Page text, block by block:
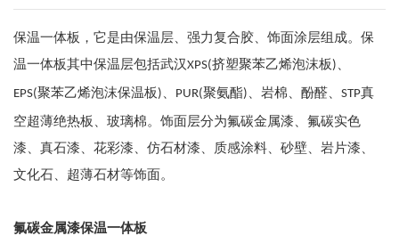
保温一体板，它是由保温层、强力复合胶、饰面涂层组成。保
温一体板其中保温层包括武汉XPS(挤塑聚苯乙烯泡沫板 )
EPS(聚苯乙烯泡沫保温板 ) PUR(聚氨酯) 、岩棉、酚醛、 STP真
空超薄绝热板、玻璃棉。饰面层分为氟碳金属漆、氟碳实色
漆、真石漆、花彩漆、仿石材漆、质感涂料、砂壁、岩片漆、
文化石、超薄石材等饰面。
氟碳金属漆保温一体板